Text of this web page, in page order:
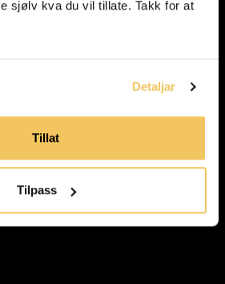
sjølv kva du vil tillate. Takk for at
Detaljar
Tillat
Tilpass